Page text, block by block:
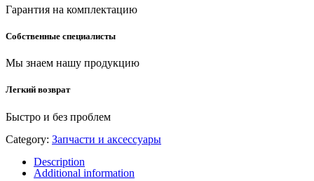
Гарантия на комплектацию
Собственные специалисты
Мы знаем нашу продукцию
Легкий возврат
Быстро и без проблем
Category: Запчасти и аксессуары
Description
Additional information